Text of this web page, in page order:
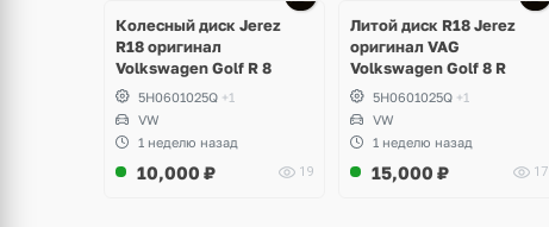
Колесный диск Jerez
R18 оригинал
Volkswagen Golf R 8
5H0601025Q +1
VW
1 неделю назад
10,000 ₽ 19
Литой диск R18 Jerez
оригинал VAG
Volkswagen Golf 8 R
5H0601025Q +1
VW
1 неделю назад
15,000 ₽ 17